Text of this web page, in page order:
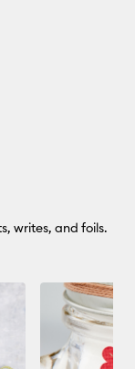
writes, and foils.